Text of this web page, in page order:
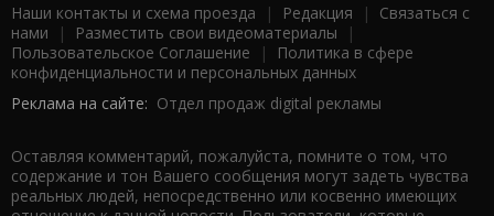
Наши контакты и схема проезда | Редакция | Связаться с
нами | Разместить свои видеоматериалы |
Пользовательское Соглашение |
Политика в сфере
конфиденциальности и персональных данных
Реклама на сайте: Отдел продаж digital рекламы
Оставляя комментарий, пожалуйста, помните о том, что
содержание и тон Вашего сообщения могут задеть чувства
реальных людей, непосредственно или косвенно имеющих